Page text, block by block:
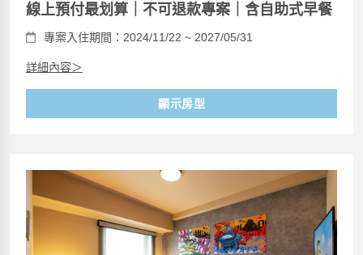
線上預付最划算｜不可退款專案｜含自助式早餐
專案入住期間：2024/11/22 ~ 2027/05/31
詳細內容＞
顯示房型